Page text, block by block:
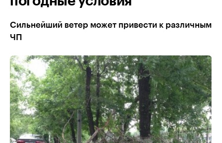
Сильнейший ветер может привести к различным
ЧП